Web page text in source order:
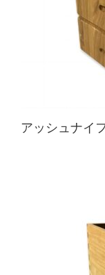
アッシュナイ